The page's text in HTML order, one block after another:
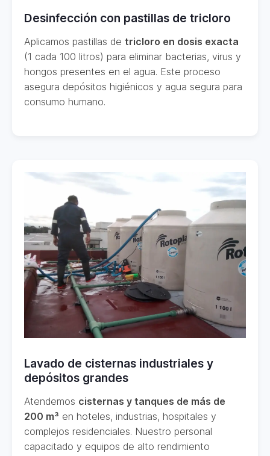
Desinfección con pastillas de tricloro
Aplicamos pastillas de tricloro en dosis exacta
(1 cada 100 litros) para eliminar bacterias, virus y
hongos presentes en el agua. Este proceso
asegura depósitos higiénicos y agua segura para
consumo humano.
Lavado de cisternas industriales y
depósitos grandes
Atendemos cisternas y tanques de más de
200 m³ en hoteles, industrias, hospitales y
complejos residenciales. Nuestro personal
capacitado y equipos de alto rendimiento